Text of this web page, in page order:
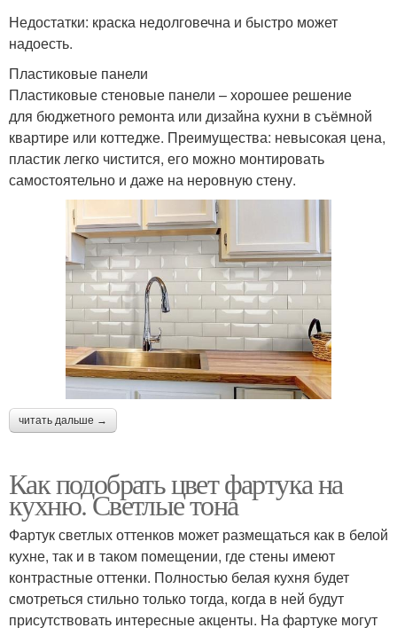
Недостатки: краска недолговечна и быстро может
надоесть.
Пластиковые панели
Пластиковые стеновые панели – хорошее решение
для бюджетного ремонта или дизайна кухни в съёмной
квартире или коттедже. Преимущества: невысокая цена,
пластик легко чистится, его можно монтировать
самостоятельно и даже на неровную стену.
читать дальше →
Как подобрать цвет фартука на
кухню. Светлые тона
Фартук светлых оттенков может размещаться как в белой
кухне, так и в таком помещении, где стены имеют
контрастные оттенки. Полностью белая кухня будет
смотреться стильно только тогда, когда в ней будут
присутствовать интересные акценты. На фартуке могут